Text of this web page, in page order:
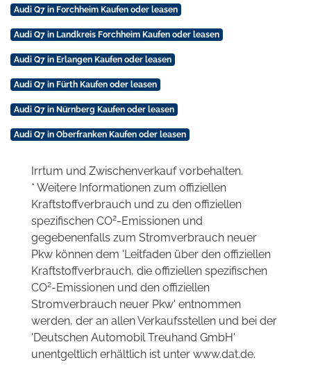
Audi Q7 in Forchheim Kaufen oder leasen
Audi Q7 in Landkreis Forchheim Kaufen oder leasen
Audi Q7 in Erlangen Kaufen oder leasen
Audi Q7 in Fürth Kaufen oder leasen
Audi Q7 in Nürnberg Kaufen oder leasen
Audi Q7 in Oberfranken Kaufen oder leasen
Irrtum und Zwischenverkauf vorbehalten.
* Weitere Informationen zum offiziellen
Kraftstoffverbrauch und zu den offiziellen
spezifischen CO2-Emissionen und
gegebenenfalls zum Stromverbrauch neuer
Pkw können dem 'Leitfaden über den offiziellen
Kraftstoffverbrauch, die offiziellen spezifischen
CO2-Emissionen und den offiziellen
Stromverbrauch neuer Pkw' entnommen
werden, der an allen Verkaufsstellen und bei der
'Deutschen Automobil Treuhand GmbH'
unentgeltlich erhältlich ist unter www.dat.de.